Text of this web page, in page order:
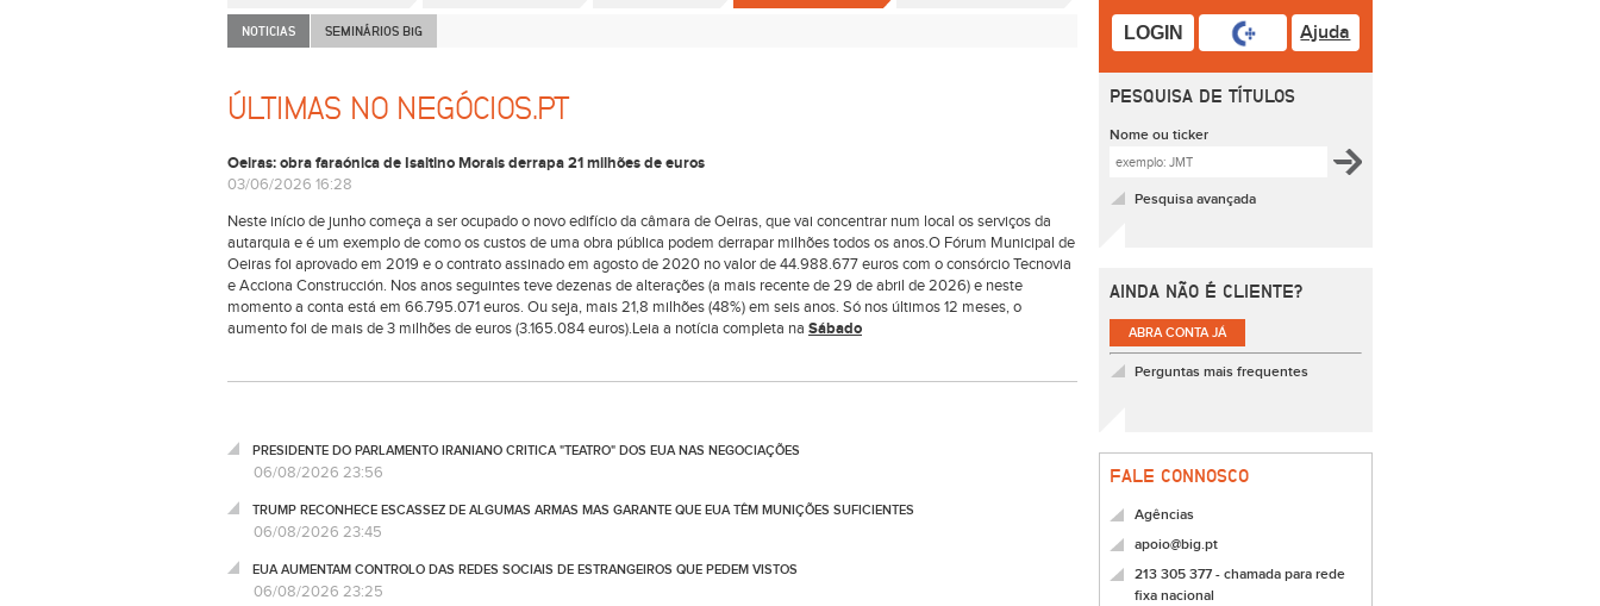
NOTICIAS SEMINÁRIOS BiG
ÚLTIMAS NO NEGÓCIOS.PT
Oeiras: obra faraónica de Isaltino Morais derrapa 21 milhões de euros
03/06/2026 16:28
Neste início de junho começa a ser ocupado o novo edifício da câmara de Oeiras, que vai concentrar num local os serviços da
autarquia e é um exemplo de como os custos de uma obra pública podem derrapar milhões todos os anos.O Fórum Municipal de
Oeiras foi aprovado em 2019 e o contrato assinado em agosto de 2020 no valor de 44.988.677 euros com o consórcio Tecnovia
e Acciona Construcción. Nos anos seguintes teve dezenas de alterações (a mais recente de 29 de abril de 2026) e neste
momento a conta está em 66.795.071 euros. Ou seja, mais 21,8 milhões (48%) em seis anos. Só nos últimos 12 meses, o
aumento foi de mais de 3 milhões de euros (3.165.084 euros).Leia a notícia completa na Sábado
PRESIDENTE DO PARLAMENTO IRANIANO CRITICA "TEATRO" DOS EUA NAS NEGOCIAÇÕES
06/08/2026 23:56
TRUMP RECONHECE ESCASSEZ DE ALGUMAS ARMAS MAS GARANTE QUE EUA TÊM MUNIÇÕES SUFICIENTES
06/08/2026 23:45
EUA AUMENTAM CONTROLO DAS REDES SOCIAIS DE ESTRANGEIROS QUE PEDEM VISTOS
06/08/2026 23:25
LOGIN Ajuda
PESQUISA DE TÍTULOS
Nome ou ticker
Pesquisa avançada
AINDA NÃO É CLIENTE?
ABRA CONTA JÁ
Perguntas mais frequentes
FALE CONNOSCO
Agências
apoio@big.pt
213 305 377 - chamada para rede
fixa nacional